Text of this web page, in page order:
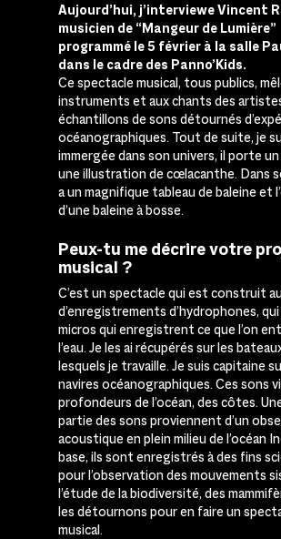
Aujourd’hui, j’interviewe Vincent
musicien de “Mangeur de Lumière”
programmé le 5 février à la salle
dans le cadre des Panno’Kids.
Ce spectacle musical, tous publics,
instruments et aux chants des
échantillons de sons détournés
océanographiques. Tout de suite, je
immergée dans son univers, il porte
une illustration de cœlacanthe. Dans
a un magnifique tableau de baleine et
d’une baleine à bosse.
Peux-tu me décrire votre
musical ?
C’est un spectacle qui est construit
d’enregistrements d’hydrophones,
micros qui enregistrent ce que l’on
l’eau. Je les ai récupérés sur les
lesquels je travaille. Je suis capitaine
navires océanographiques. Ces sons
profondeurs de l’océan, des côtes.
partie des sons proviennent d’un
acoustique en plein milieu del’océan
base, ils sont enregistrés à des fins
pour l’observation des mouvements
l’étude de la biodiversité, des
les détournons pour en faire un
musical.